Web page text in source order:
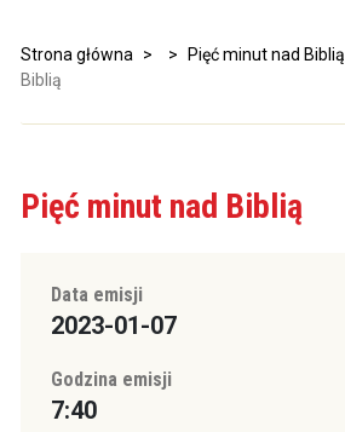
Strona główna > > Pięć minut nad Biblią
Biblią
Pięć minut nad Biblią
Data emisji
2023-01-07
Godzina emisji
7:40